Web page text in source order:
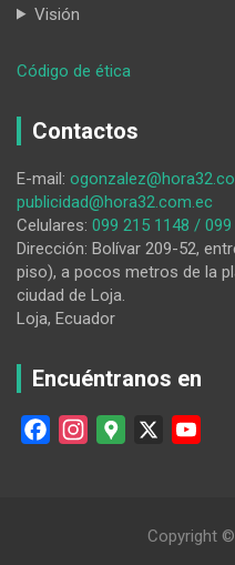
Visión
Código de ética
de
niega
acción
de
protección
a
informales,
dos
instancias
Contactos
E-mail:
publicidad@hora32.com.ec
Celulares: 099 215 1148 /
Dirección: Bolívar 209-52,
piso), a pocos metros de la
ciudad de Loja.
Loja, Ecuador
Encuéntranos en
u
Copyright